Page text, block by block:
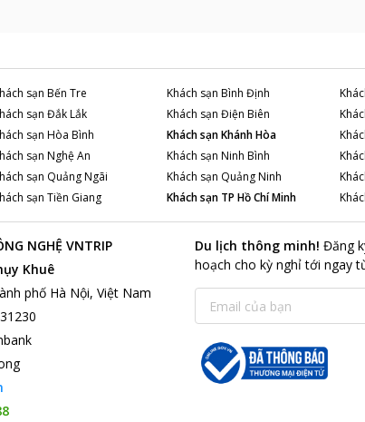
sạn Bến Tre Khách sạn Bình Định
sạn Đắk Lắk Khách sạn Điện Biên
sạn Hòa Bình Khách sạnKhánh Hòa
sạn Nghệ An Khách sạn Ninh Bình
sạn Quảng Ngãi Khách sạn Quảng Ninh
sạn Tiền Giang Khách sạn TP Hồ Chí Minh
NGHỆ VNTRIP
Khuê
phố Hà Nội, Việt Nam
Du lịch thông minh! Đăng
hoạch cho kỳ nghỉ tới ngay